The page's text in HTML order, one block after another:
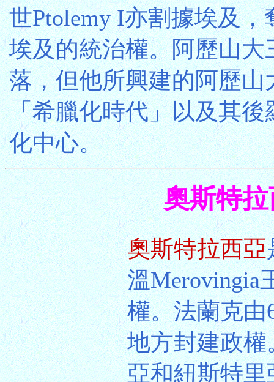
世Ptolemy I亦割據埃及
埃及的統治權。阿歷山大
落，但他所興建的阿歷山
「希臘化時代」以及其後
化中心。
奧斯特
奧斯特拉西亞
溫Merovingia
權。法蘭克
地方封建政
亞和紐斯特里